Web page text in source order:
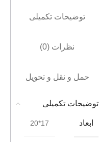
توضیحات تکمیلی
نظرات (0)
حمل و نقل و تحویل
توضیحات تکمیلی
ابعاد 17*20